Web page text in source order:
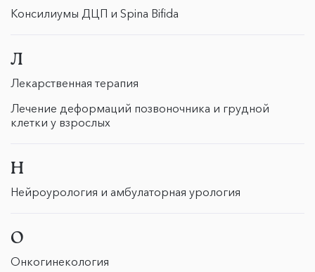
Консилиумы ДЦП и Spina Bifida
Л
Лекарственная терапия
Лечение деформаций позвоночника и грудной
клетки у взрослых
Н
Нейроурология и амбулаторная урология
О
Онкогинекология